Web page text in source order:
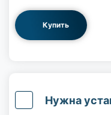
Купить
Нужна